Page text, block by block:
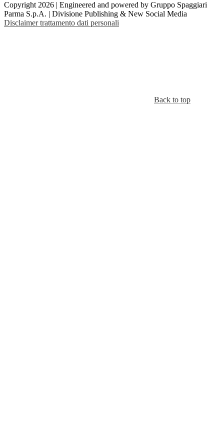
Copyright 2026 | Engineered and powered by Gruppo Spaggiari
Parma S.p.A. | Divisione Publishing & New Social Media
Disclaimer trattamento dati personali
Back to top